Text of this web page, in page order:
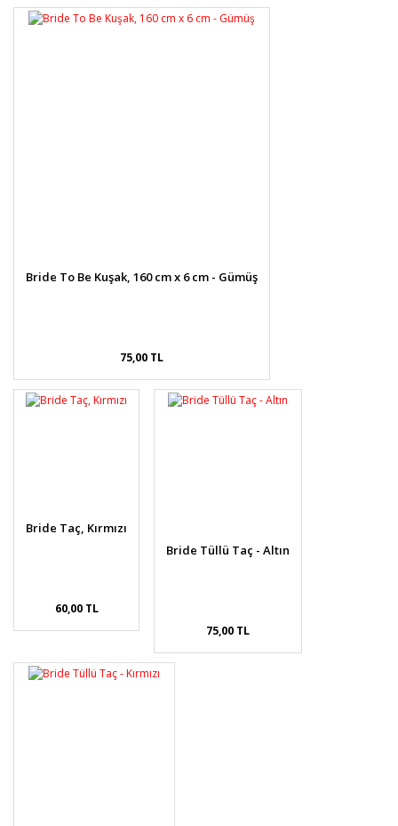
Bride To Be Kuşak, 160 cm x 6 cm - Gümüş
75,00 TL
Bride Taç, Kırmızı
60,00 TL
Bride Tüllü Taç - Altın
75,00 TL